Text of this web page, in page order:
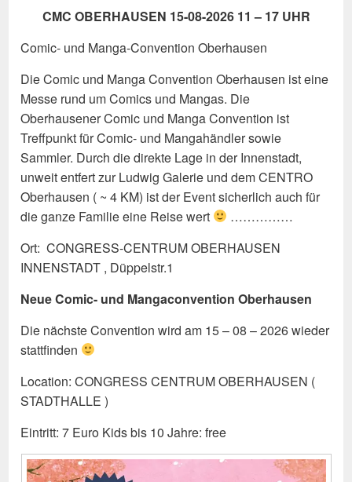
CMC OBERHAUSEN 15-08-2026 11 – 17 UHR
Comic- und Manga-Convention Oberhausen
Die Comic und Manga Convention Oberhausen ist eine
Messe rund um Comics und Mangas. Die
Oberhausener Comic und Manga Convention ist
Treffpunkt für Comic- und Mangahändler sowie
Sammler. Durch die direkte Lage in der Innenstadt,
unweit entfert zur Ludwig Galerie und dem CENTRO
Oberhausen ( ~ 4 KM) ist der Event sicherlich auch für
die ganze Familie eine Reise wert
……………
Ort: CONGRESS-CENTRUM OBERHAUSEN
INNENSTADT , Düppelstr.1
Neue Comic- und Mangaconvention Oberhausen
Die nächste Convention wird am 15 – 08 – 2026 wieder
stattfinden
Location: CONGRESS CENTRUM OBERHAUSEN (
STADTHALLE )
Eintritt: 7 Euro Kids bis 10 Jahre: free